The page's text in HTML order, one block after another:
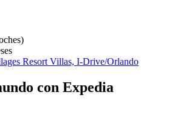
Resort Villas, I-Drive/Orlando
con Expedia